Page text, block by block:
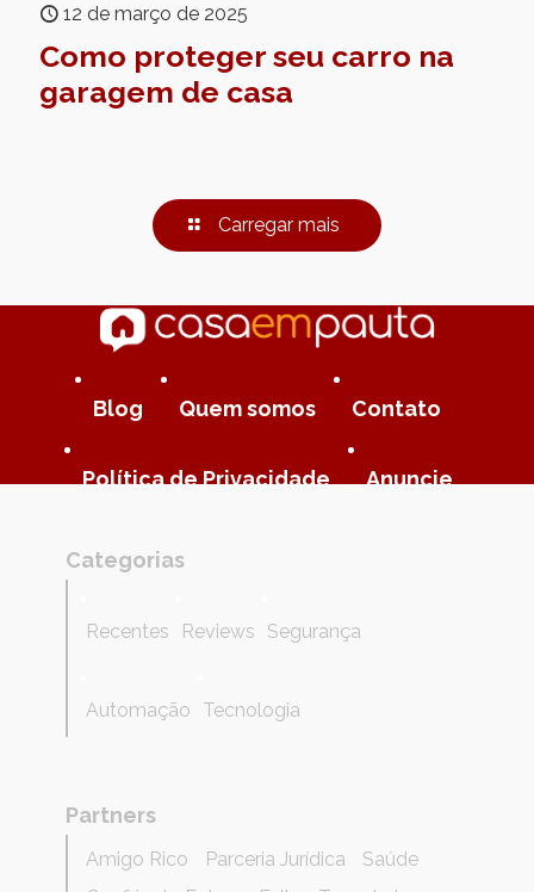
12 de março de 2025
Como proteger seu carro na
garagem de casa
Carregar mais
Blog Quem somos Contato
Política de Privacidade Anuncie
Categorias
Recentes Reviews Segurança
Automação Tecnologia
Partners
Amigo Rico Parceria Jurídica
Saúde